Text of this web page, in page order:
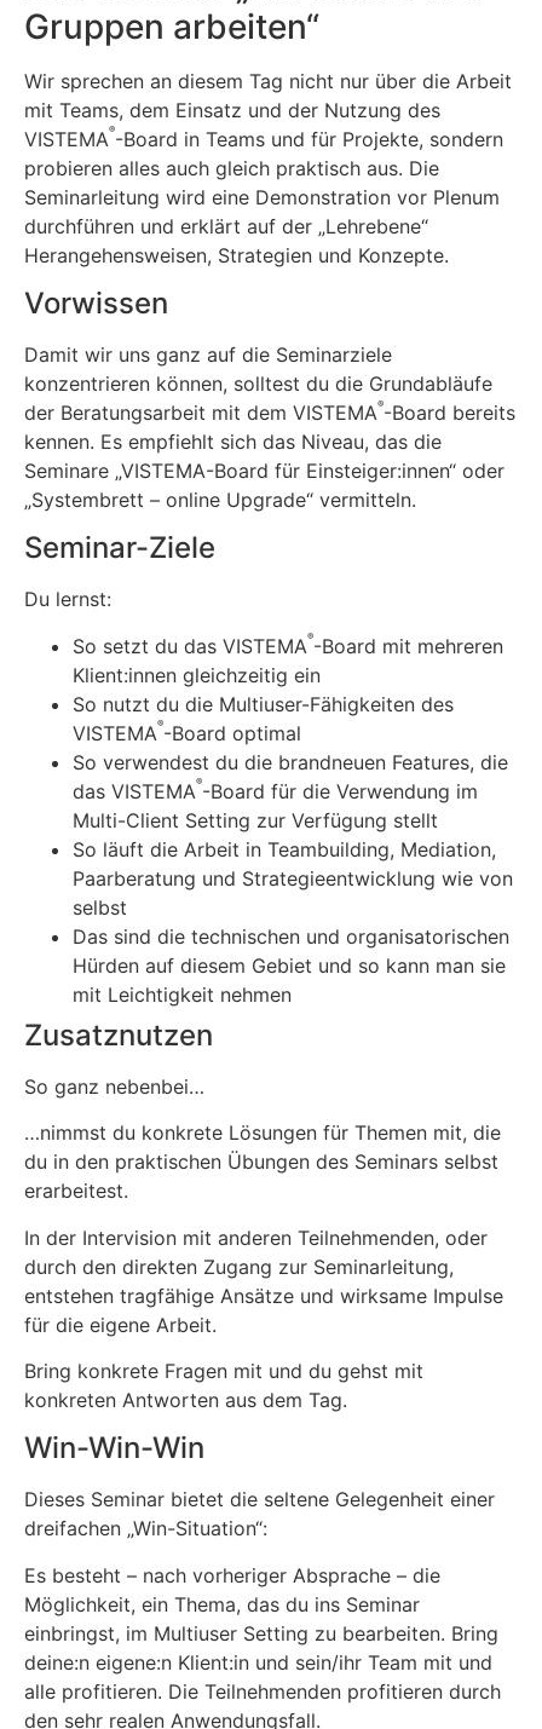
Gruppen arbeiten“
Wir sprechen an diesem Tag nicht nur über die Arbeit
mit Teams, dem Einsatz und der Nutzung des
VISTEMA®-Board in Teams und für Projekte, sondern
probieren alles auch gleich praktisch aus. Die
Seminarleitung wird eine Demonstration vor Plenum
durchführen und erklärt auf der „Lehrebene“
Herangehensweisen, Strategien und Konzepte.
Vorwissen
Damit wir uns ganz auf die Seminarziele
konzentrieren können, solltest du die Grundabläufe
der Beratungsarbeit mit dem VISTEMA®-Board bereits
kennen. Es empfiehlt sich das Niveau, das die
Seminare „VISTEMA-Board für Einsteiger:innen“ oder
„Systembrett – online Upgrade“ vermitteln.
Seminar-Ziele
Du lernst:
So setzt du das VISTEMA®-Board mit mehreren
Klient:innen gleichzeitig ein
So nutzt du die Multiuser-Fähigkeiten des
VISTEMA®-Board optimal
So verwendest du die brandneuen Features, die
das VISTEMA®-Board für die Verwendung im
Multi-Client Setting zur Verfügung stellt
So läuft die Arbeit in Teambuilding, Mediation,
Paarberatung und Strategieentwicklung wie von
selbst
Das sind die technischen und organisatorischen
Hürden auf diesem Gebiet und so kann man sie
mit Leichtigkeit nehmen
Zusatznutzen
So ganz nebenbei…
…nimmst du konkrete Lösungen für Themen mit, die
du in den praktischen Übungen des Seminars selbst
erarbeitest.
In der Intervision mit anderen Teilnehmenden, oder
durch den direkten Zugang zur Seminarleitung,
entstehen tragfähige Ansätze und wirksame Impulse
für die eigene Arbeit.
Bring konkrete Fragen mit und du gehst mit
konkreten Antworten aus dem Tag.
Win-Win-Win
Dieses Seminar bietet die seltene Gelegenheit einer
dreifachen „Win-Situation“:
Es besteht – nach vorheriger Absprache – die
Möglichkeit, ein Thema, das du ins Seminar
einbringst, im Multiuser Setting zu bearbeiten. Bring
deine:n eigene:n Klient:in und sein/ihr Team mit und
alle profitieren. Die Teilnehmenden profitieren durch
den sehr realen Anwendungsfall.